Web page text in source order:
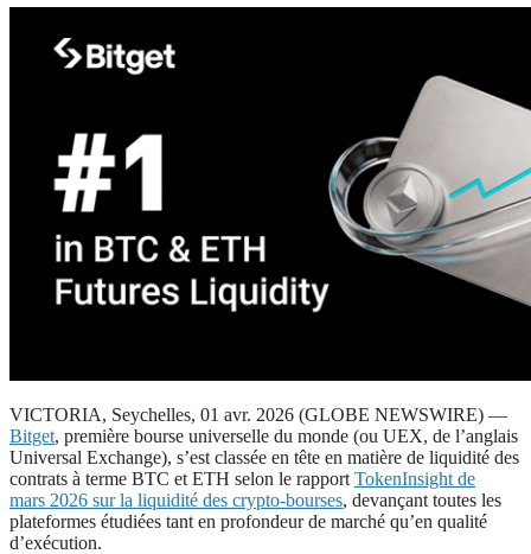
VICTORIA, Seychelles, 01 avr. 2026 (GLOBE NEWSWIRE) —
Bitget, première bourse universelle du monde (ou UEX, de l’anglais
Universal Exchange), s’est classée en tête en matière de liquidité des
contrats à terme BTC et ETH selon le rapport TokenInsight de
mars 2026 sur la liquidité des crypto-bourses, devançant toutes les
plateformes étudiées tant en profondeur de marché qu’en qualité
d’exécution.